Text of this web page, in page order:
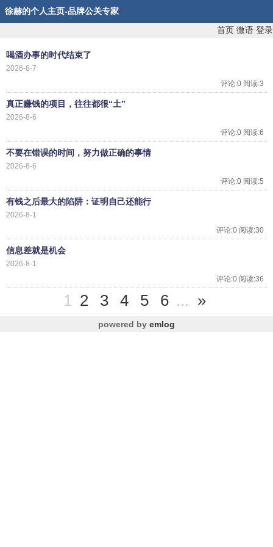
徐赫的个人主页-品牌公关专家
首页 微语 登录
喝酒办事的时代结束了
2026-8-7
评论:0 阅读:3
真正赚钱的项目，往往都很“土”
2026-8-6
评论:0 阅读:6
不要在错误的时间，努力做正确的事情
2026-8-6
评论:0 阅读:5
有钱之后最大的陷阱：证明自己还能行
2026-8-1
评论:0 阅读:30
信息差就是机会
2026-8-1
评论:0 阅读:36
1 2 3 4 5 6 ... »
powered by emlog